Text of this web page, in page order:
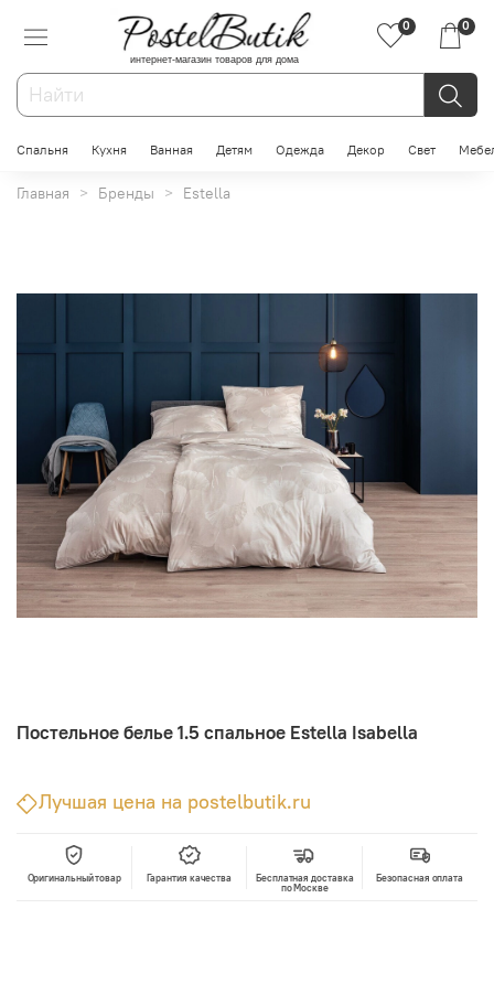
интернет-магазин товаров для дома
0 0
Спальня Кухня Ванная Детям Одежда Декор Свет
Главная Бренды Estella
Постельное белье 1.5 спальное Estella Isabella
Лучшая цена на postelbutik.ru
Оригинальный товар Гарантия качества
Бесплатная доставка
по Москве
Безопасная оплата